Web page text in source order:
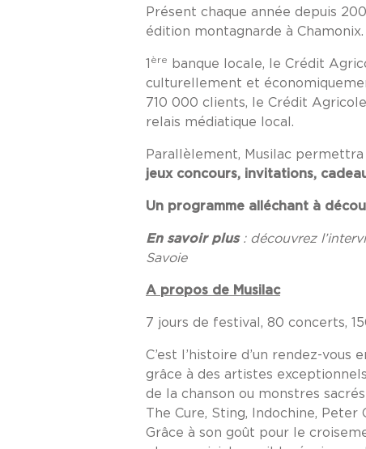
Présent chaque année depuis
édition montagnarde à Chamonix.
1 ère
banque locale, le Crédit
culturellement et
710 000 clients, le Crédit
relais médiatique local.
Parallèlement, Musilac
jeux concours, invitations,
Un programme alléchant à
En savoir plus: découvrez
Savoie
A propos de Musilac
7 jours de festival, 80 concerts,
C’est l’histoire d’un rendez-
grâce à des artistes
de la chanson ou monstres
The Cure, Sting, Indochine, Peter
Grâce à son goût pour le